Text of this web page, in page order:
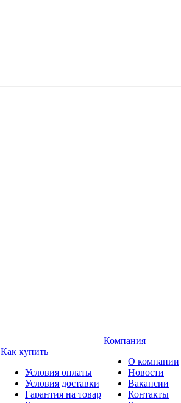
Как купить
Условия оплаты
Условия доставки
Гарантия на товар
Компания
О компании
Новости
Вакансии
Контакты